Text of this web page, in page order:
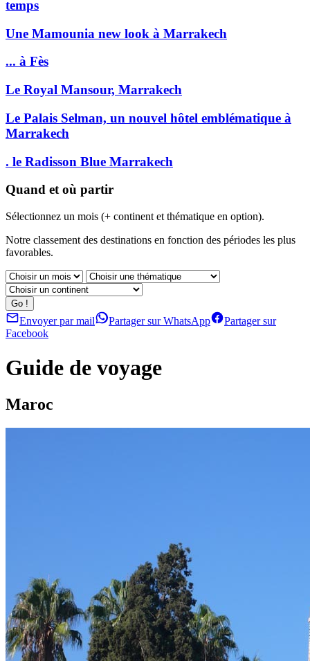
temps
Une Mamounia new look à Marrakech
... à Fès
Le Royal Mansour, Marrakech
Le Palais Selman, un nouvel hôtel emblématique à
Marrakech
. le Radisson Blue Marrakech
Quand et où partir
Sélectionnez un mois (+ continent et thématique en option).
Notre classement des destinations en fonction des périodes les plus
favorables.
Envoyer par mail Partager sur WhatsApp
Partager sur
Facebook
Guide de voyage
Maroc